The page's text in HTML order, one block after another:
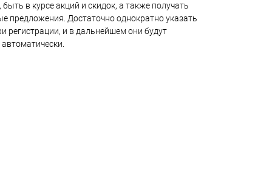
в курсе акций и скидок, а также получать
предложения. Достаточно однократно указать
регистрации, и в дальнейшем они будут